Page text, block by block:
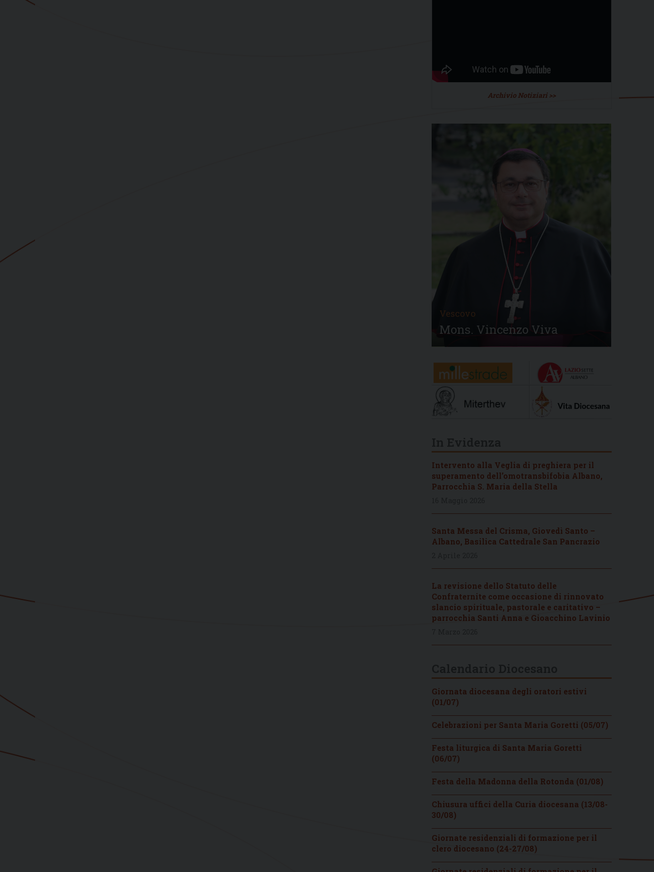
Archivio Notiziari >>
Vescovo
Mons. Vincenzo Viva
Intervento alla Veglia di preghiera per il
superamento dell’omotransbifobia Albano,
Parrocchia S. Maria della Stella
Santa Messa del Crisma, Giovedì Santo –
Albano, Basilica Cattedrale San Pancrazio
La revisione dello Statuto delle
Confraternite come occasione di rinnovato
slancio spirituale, pastorale e caritativo –
parrocchia Santi Anna e Gioacchino Lavinio
Giornata diocesana degli oratori estivi
(01/07)
Celebrazioni per Santa Maria Goretti (05/07)
Festa liturgica di Santa Maria Goretti
(06/07)
Festa della Madonna della Rotonda (01/08)
Chiusura uffici della Curia diocesana (13/08-
30/08)
Giornate residenziali di formazione per il
clero diocesano (24-27/08)